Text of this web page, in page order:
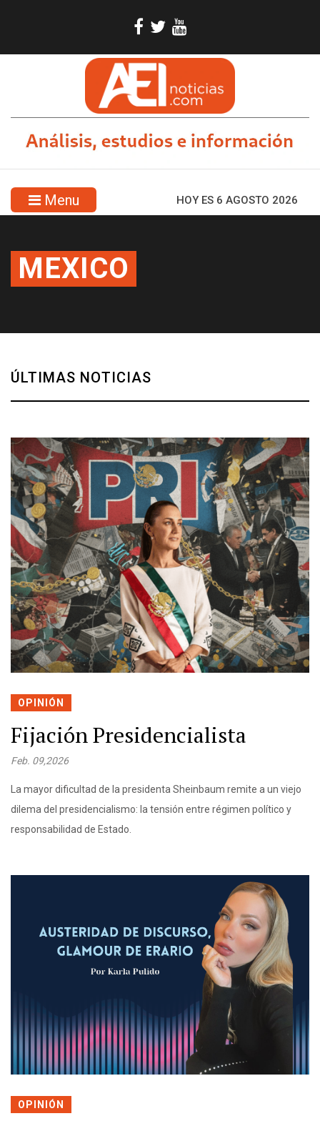
Menu HOY ES 6 AGOSTO 2026
MEXICO
ÚLTIMAS NOTICIAS
OPINIÓN
Fijación Presidencialista
Feb. 09,2026
La mayor dificultad de la presidenta Sheinbaum remite a un viejo
dilema del presidencialismo: la tensión entre régimen político y
responsabilidad de Estado.
OPINIÓN